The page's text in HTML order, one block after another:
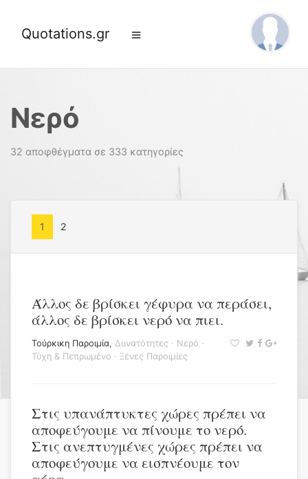
Quotations.gr
Νερό
32 αποφθέγματα σε 333 κατηγορίες
1 2
Άλλος δε βρίσκει γέφυρα να περάσει,
άλλος δε βρίσκει νερό να πιει.
Τούρκικη Παροιμία, Δυνατότητες · Νερό ·
Τύχη & Πεπρωμένο · Ξένες Παροιμίες
Στις υπανάπτυκτες χώρες πρέπει να
αποφεύγουμε να πίνουμε το νερό.
Στις ανεπτυγμένες χώρες πρέπει να
αποφεύγουμε να εισπνέουμε τον